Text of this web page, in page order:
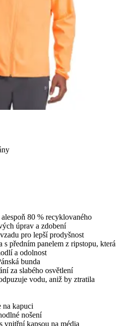
80 % recyklovaného
úprav a zdobení
pro lepší prodyšnost
s předním panelem z ripstopu, která
a odolnost
bunda
za slabého osvětlení
vodu, aniž by ztratila
na kapuci
nošení
vnitřní kapsou na média